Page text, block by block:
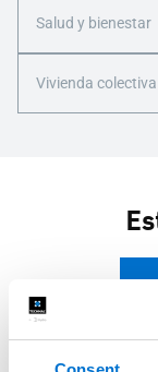
Salud y bienestar
Vivienda colectiva